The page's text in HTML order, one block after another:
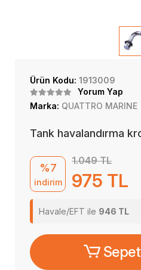
Ürün Kodu: 1913009
Yorum Yap
Marka: QUATTRO MARINE
Tank havalandırma
%7
indirim
1.049 TL
975 TL
Havale/EFT ile 946 TL